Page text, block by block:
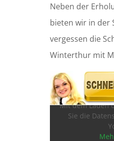
Neben der
bieten wir in der
vergessen die
Winterthur mit
Mit dem Laden
Sie die